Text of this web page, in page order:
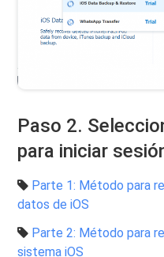
Paso 2.
para iniciar
Parte 1: Método para
datos de iOS
Parte 2: Método para
sistema iOS